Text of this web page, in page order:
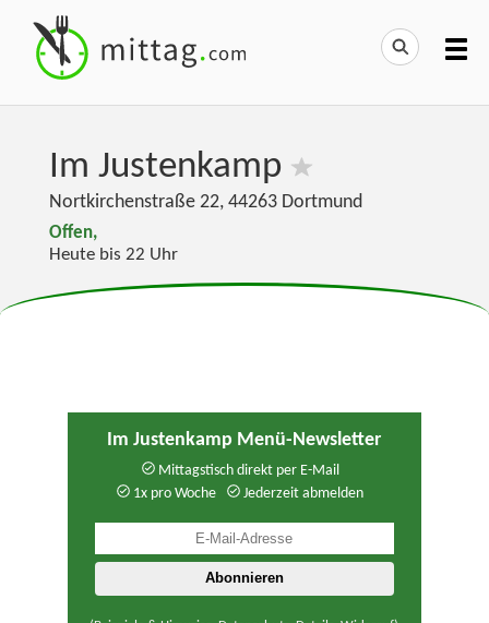
Im Justenkamp
Nortkirchenstraße 22, 44263 Dortmund
Offen,
Heute bis 22 Uhr
Im Justenkamp Menü-Newsletter
Mittagstisch direkt per E-Mail
1x pro Woche
Jederzeit abmelden